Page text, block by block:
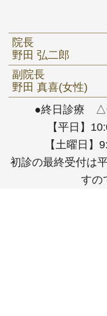
●終日診療 △
【平日】
【土曜日】
初診の最終受付は
すの
院長
野田 弘二郎
副院長
野田 真喜(女性)